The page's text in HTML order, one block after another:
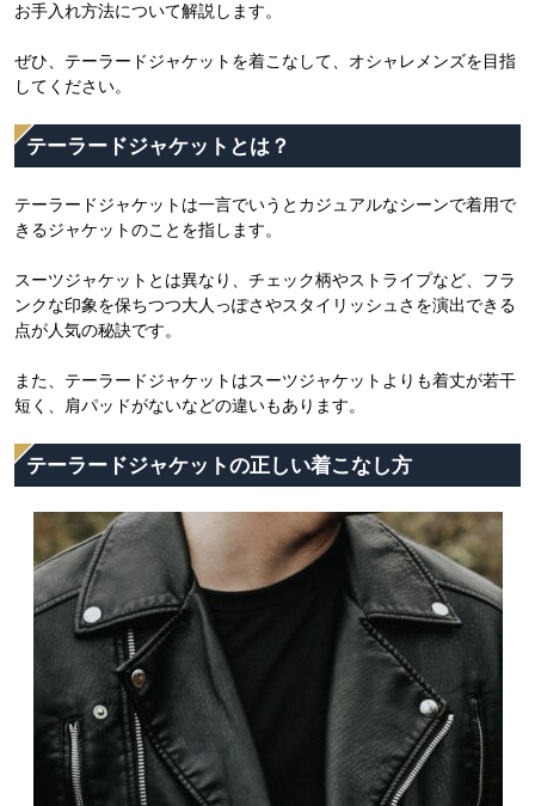
お手入れ方法について解説します。
ぜひ、テーラードジャケットを着こなして、オシャレメンズを目指
してください。
テーラードジャケットとは？
テーラードジャケットは一言でいうとカジュアルなシーンで着用で
きるジャケットのことを指します。
スーツジャケットとは異なり、チェック柄やストライプなど、フラ
ンクな印象を保ちつつ大人っぽさやスタイリッシュさを演出できる
点が人気の秘訣です。
また、テーラードジャケットはスーツジャケットよりも着丈が若干
短く、肩パッドがないなどの違いもあります。
テーラードジャケットの正しい着こなし方